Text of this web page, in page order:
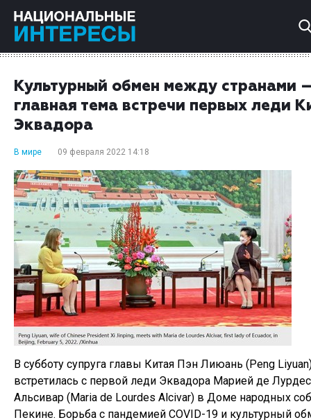
Культурный обмен между странами
главная тема встречи первых леди
Эквадора
В мире 09 февраля 2022 14:18
В субботу супруга главы Китая Пэн Лиюань (Peng
встретилась с первой леди Эквадора Марией де Лурдес
Альсивар (Maria de Lourdes Alcivar) в Доме народных
Пекине. Борьба с пандемией COVID-19 и культурный